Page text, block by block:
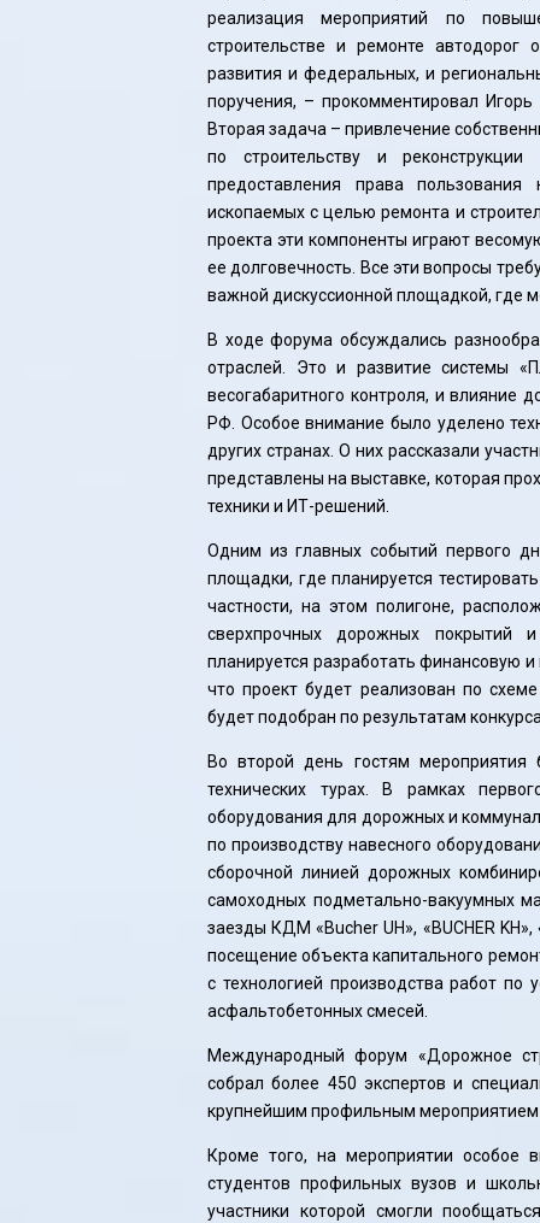
реализация мероприятий по
строительстве и ремонте
развития и федеральных, и
поручения, – прокомментировал
Вторая задача – привлечение
по строительству и
предоставления права
ископаемых с целью ремонта и
проекта эти компоненты играют
ее долговечность. Все эти вопросы
важной дискуссионной площадкой, где
В ходе форума обсуждались
отраслей. Это и развитие системы
весогабаритного контроля, и влияние
РФ. Особое внимание было уделено
других странах. О них рассказали
представлены на выставке, которая
техники и ИТ-решений.
Одним из главных событий первого
площадки, где планируется
частности, на этом полигоне,
сверхпрочных дорожных покрытий
планируется разработать финансовую
что проект будет реализован по
будет подобран по результатам
Во второй день гостям мероприятия
технических турах. В рамках
оборудования для дорожных и
по производству навесного
сборочной линией дорожных
самоходных подметально-вакуумных
заезды КДМ «Bucher UH», «BUCHER
посещение объекта капитального
с технологией производства работ по
асфальтобетонных смесей.
Международный форум «Дорожное
собрал более 450 экспертов и
крупнейшим профильным мероприятием
Кроме того, на мероприятии особое
студентов профильных вузов и
участники которой смогли